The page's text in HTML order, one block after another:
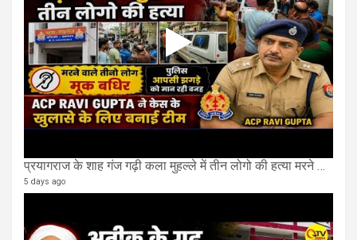
प्रयागराज के शाह गंज गढ़ी कला मुहल्ले में तीन लोगो की हत्या मरने वाले तीनो लोग मूक बधिर.
5 days ago